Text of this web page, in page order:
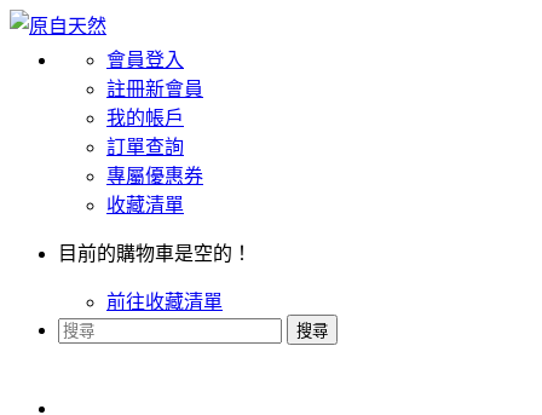
會員登入
註冊新會員
我的帳戶
訂單查詢
專屬優惠券
收藏清單
目前的購物車是空的！
前往收藏清單
搜尋